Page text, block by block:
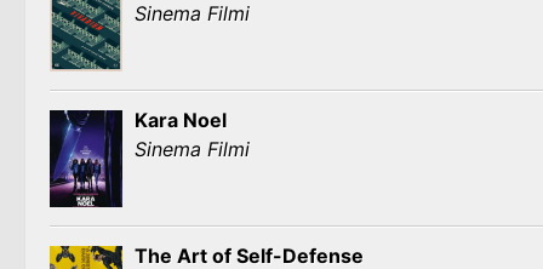
Sinema Filmi
Kara Noel
Sinema Filmi
The Art of Self-Defense